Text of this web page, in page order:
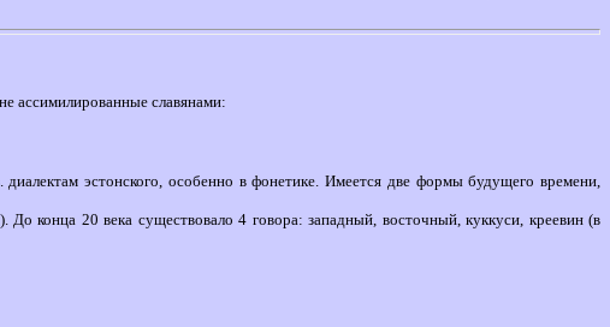
ассимилированные славянами:
эстонского, особенно в фонетике. Имеется две формы будущего времени,
конца 20 века существовало 4 говора: западный, восточный, куккуси, креевин (в